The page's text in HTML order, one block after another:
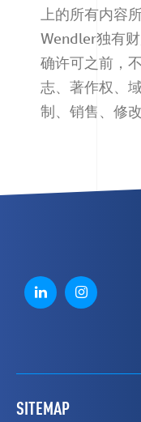
上的所有内容
Wendler独有
确许可之前，
志、著作权、
制、销售、修
SITEMAP